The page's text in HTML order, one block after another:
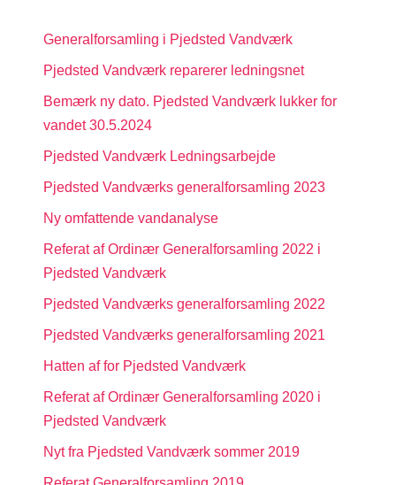
Generalforsamling i Pjedsted Vandværk
Pjedsted Vandværk reparerer ledningsnet
Bemærk ny dato. Pjedsted Vandværk lukker for
vandet 30.5.2024
Pjedsted Vandværk Ledningsarbejde
Pjedsted Vandværks generalforsamling 2023
Ny omfattende vandanalyse
Referat af Ordinær Generalforsamling 2022 i
Pjedsted Vandværk
Pjedsted Vandværks generalforsamling 2022
Pjedsted Vandværks generalforsamling 2021
Hatten af for Pjedsted Vandværk
Referat af Ordinær Generalforsamling 2020 i
Pjedsted Vandværk
Nyt fra Pjedsted Vandværk sommer 2019